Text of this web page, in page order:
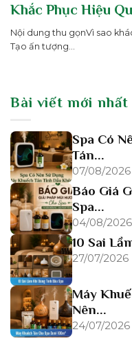
Khắc Phục Hiệu
Nội dung thu gọnVì sao
Tạo ấn tượng...
Bài viết mới nhất
Spa Có
Tán...
07/08/2026
Báo Giá
Spa...
04/08/2026
10 Sai
27/07/2026
Máy
Nên...
24/07/2026